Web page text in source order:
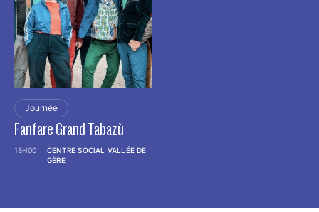
Journée
Fanfare Grand Tabazù
18H00
CENTRE SOCIAL VALLÉE DE
GÈRE